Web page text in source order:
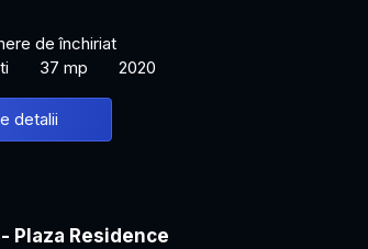
de închiriat
37 mp 2020
detalii
Plaza Residence